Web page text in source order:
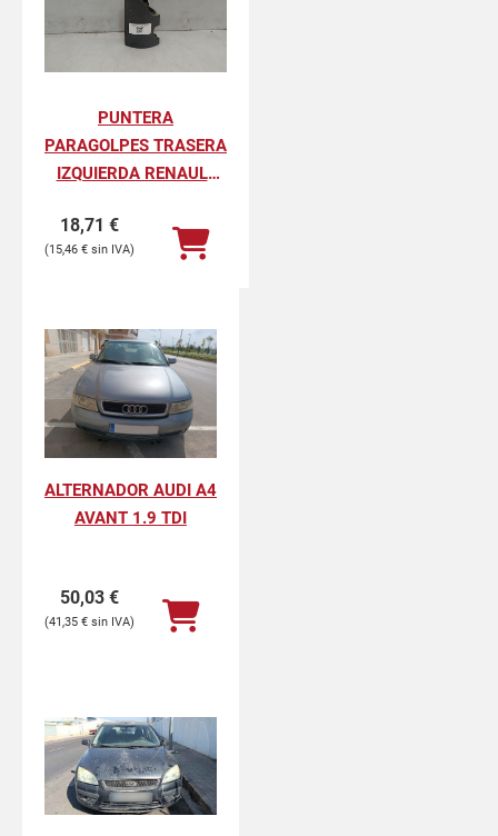
PUNTERA
PARAGOLPES TRASERA
IZQUIERDA RENAULT
PROFESIONAL
18,71 €
15,46 €
ALTERNADOR AUDI A4
AVANT 1.9 TDI
50,03 €
41,35 €